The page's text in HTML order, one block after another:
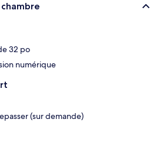
32 po
numérique
(sur demande)